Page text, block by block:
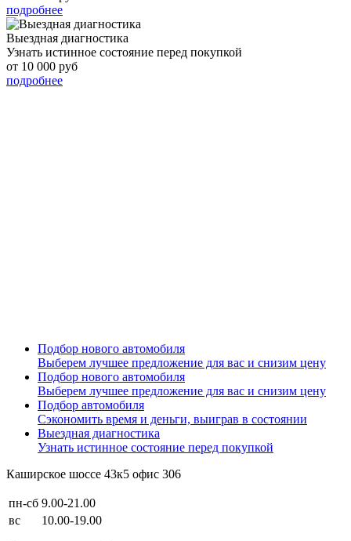
подробнее
Выездная диагностика
Узнать истинное состояние перед покупкой
от 10 000 руб
подробнее
Подбор нового автомобиля
Выберем лучшее предложение для вас и снизим цену
Подбор нового автомобиля
Выберем лучшее предложение для вас и снизим цену
Подбор автомобиля
Сэкономить время и деньги, выиграв в состоянии
Выездная диагностика
Узнать истинное состояние перед покупкой
Каширское шоссе 43к5 офис 306
пн-сб 9.00-21.00
вс
10.00-19.00